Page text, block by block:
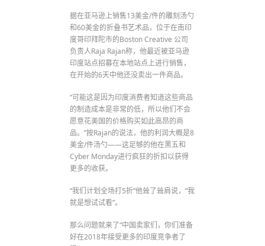
据在亚马逊上销售13美金/件的雕刻汤勺
和60美金的折叠书艺术品，位于在南印
度哥印拜陀市的Boston Creative 公司
负责人Raja Rajan称，他最近被亚马逊
印度站点招募在本地站点上进行销售，
在开始的6天中他还没卖出一件商品。
“可能这是因为印度消费者知道这些商品
的制造成本是非常的低，所以他们不会
愿意花美国的价格购买如此高昂的商
品。”按Rajan的说法，他的利润大概是8
美金/件汤勺——这足够的他在黑五和
Cyber Monday进行疯狂的折扣以获得
更多的收获。
“我们计划全场打5折”他耸了耸肩说，“我
就是想试试看”。
那么问题就来了“中国卖家们，你们准备
好在2018年接受更多的印度竞争者了